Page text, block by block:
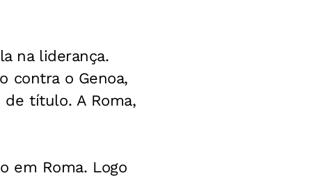
na liderança.
contra o Genoa,
de título. A Roma,
em Roma. Logo